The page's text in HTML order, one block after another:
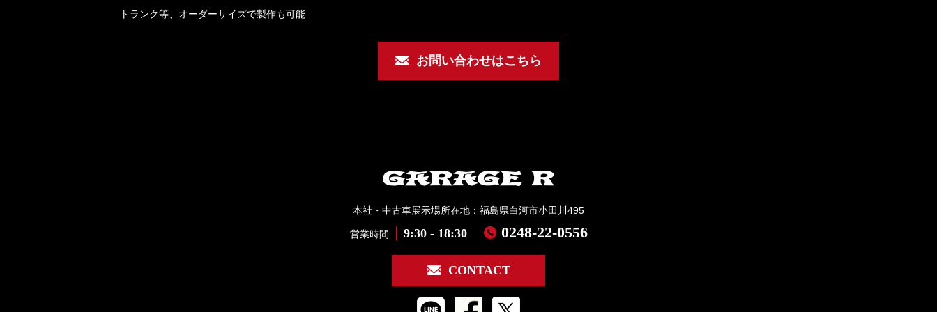
トランク等、オーダーサイズで製作も可能
お問い合わせはこちら
本社・中古車展示場所在地：福島県白河市小田川495
営業時間 9:30 - 18:30 0248-22-0556
CONTACT